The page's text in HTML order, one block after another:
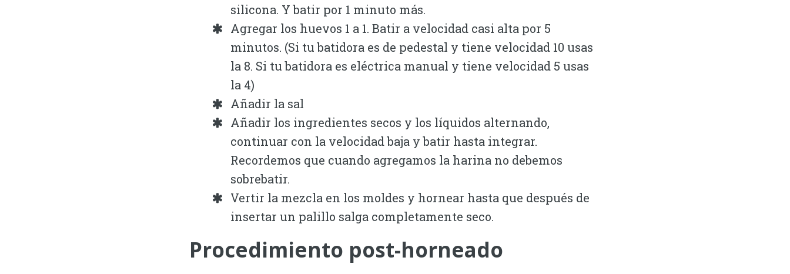
silicona. Y batir por 1 minuto más.
Agregar los huevos 1 a 1. Batir a velocidad casi alta por 5
minutos. (Si tu batidora es de pedestal y tiene velocidad 10 usas
la 8. Si tu batidora es eléctrica manual y tiene velocidad 5 usas
la 4)
Añadir la sal
Añadir los ingredientes secos y los líquidos alternando,
continuar con la velocidad baja y batir hasta integrar.
Recordemos que cuando agregamos la harina no debemos
sobrebatir.
Vertir la mezcla en los moldes y hornear hasta que después de
insertar un palillo salga completamente seco.
Procedimiento post-horneado